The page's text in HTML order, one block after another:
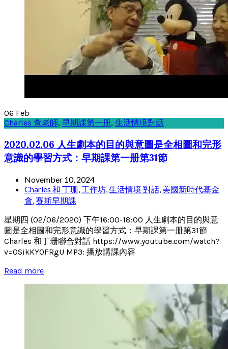
06 Feb
Charles 查老師, 早期課第一册, 生活情境對話
2020.02.06 人生劇本的目的與意圖是全相圖和完形
意識的學習方式：早期課第一册第31節
November 10, 2024
Charles 和 丁珊, 工作坊,生活情境 對話, 美國新時代基金
會,賽斯早期課
星期四 (02/06/2020) 下午16:00-18:00 人生劇本的目的與意
圖是全相圖和完形意識的學習方式：早期課第一册第31節
Charles 和丁珊聯合對話 https://www.youtube.com/watch?
v=0SikKY0FRgU MP3: 播放講課內容
Read more